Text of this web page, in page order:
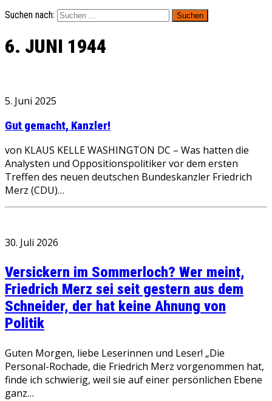
Suchen nach:
6. JUNI 1944
5. Juni 2025
Gut gemacht, Kanzler!
von KLAUS KELLE WASHINGTON DC – Was hatten die
Analysten und Oppositionspolitiker vor dem ersten
Treffen des neuen deutschen Bundeskanzler Friedrich
Merz (CDU)…
30. Juli 2026
Versickern im Sommerloch? Wer meint,
Friedrich Merz sei seit gestern aus dem
Schneider, der hat keine Ahnung von
Politik
Guten Morgen, liebe Leserinnen und Leser! „Die
Personal-Rochade, die Friedrich Merz vorgenommen hat,
finde ich schwierig, weil sie auf einer persönlichen Ebene
ganz…